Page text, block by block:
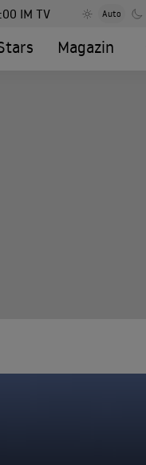
IM TV Auto
Magazin